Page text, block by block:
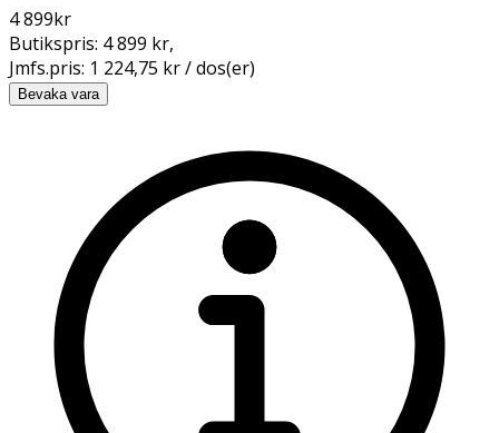
4 899kr
Butikspris: 4 899 kr,
Jmfs.pris: 1 224,75 kr / dos(er)
Bevaka vara